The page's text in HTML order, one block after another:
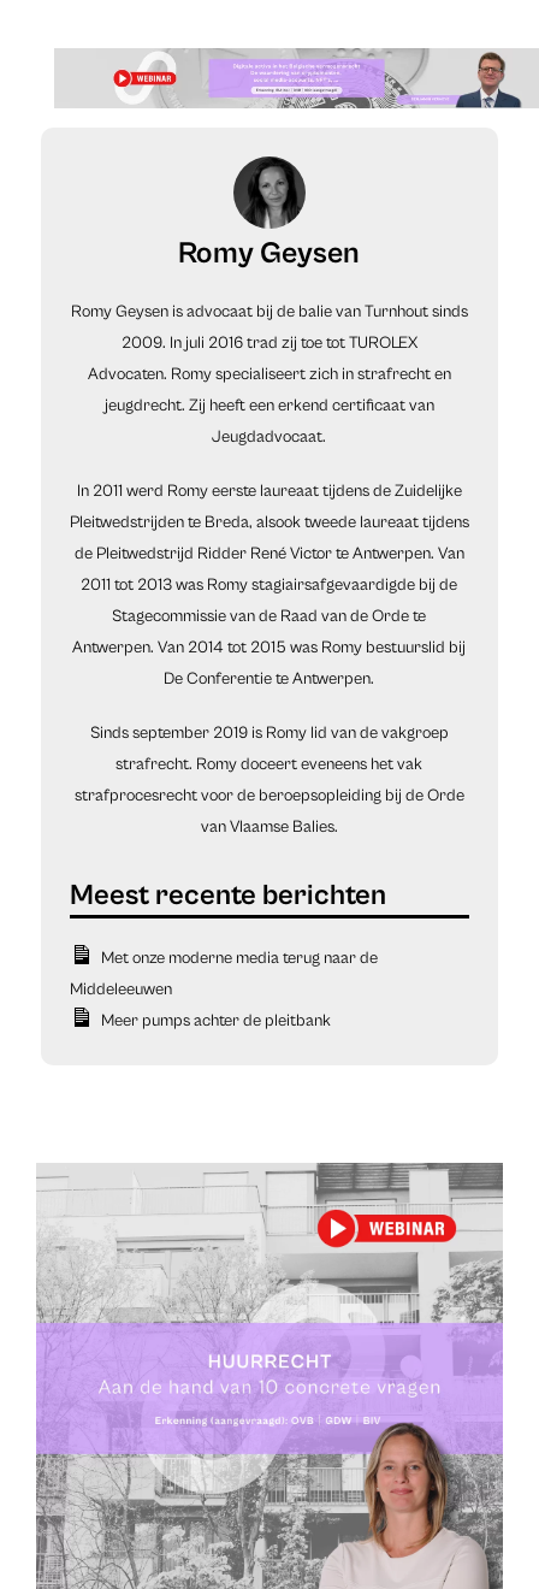
Romy Geysen
Romy Geysen is advocaat bij de balie van Turnhout sinds
2009. In juli 2016 trad zij toe tot TUROLEX
Advocaten. Romy specialiseert zich in strafrecht en
jeugdrecht. Zij heeft een erkend certificaat van
Jeugdadvocaat.
In 2011 werd Romy eerste laureaat tijdens de Zuidelijke
Pleitwedstrijden te Breda, alsook tweede laureaat tijdens
de Pleitwedstrijd Ridder René Victor te Antwerpen. Van
2011 tot 2013 was Romy stagiairsafgevaardigde bij de
Stagecommissie van de Raad van de Orde te
Antwerpen. Van 2014 tot 2015 was Romy bestuurslid bij
De Conferentie te Antwerpen.
Sinds september 2019 is Romy lid van de vakgroep
strafrecht. Romy doceert eveneens het vak
strafprocesrecht voor de beroepsopleiding bij de Orde
van Vlaamse Balies.
Met onze moderne media terug naar de
Middeleeuwen
Meer pumps achter de pleitbank